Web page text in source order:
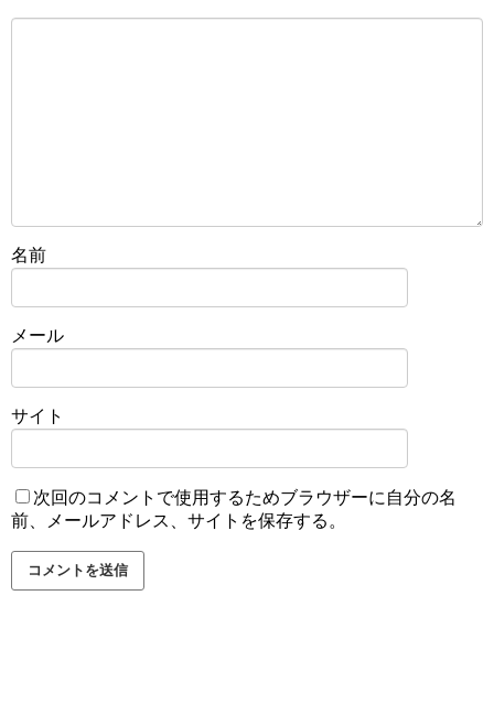
名前
メール
サイト
次回のコメントで使用するためブラウザーに自分の名
前、メールアドレス、サイトを保存する。